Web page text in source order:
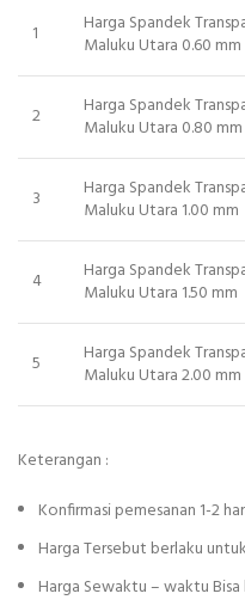
1
Harga Spandek
Maluku Utara 0.60 mm
2
Harga Spandek
Maluku Utara 0.80 mm
3
Harga Spandek
Maluku Utara 1.00 mm
4
Harga Spandek
Maluku Utara 1.50 mm
5
Harga Spandek
Maluku Utara 2.00 mm
Keterangan :
Konfirmasi pemesanan 1-2
Harga Tersebut berlaku
Harga Sewaktu – waktu